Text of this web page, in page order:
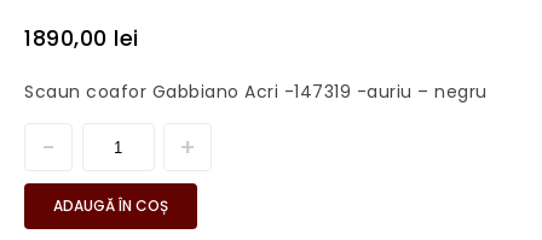
1890,00 lei
Scaun coafor Gabbiano Acri -147319 -auriu – negru
ADAUGĂ ÎN COȘ